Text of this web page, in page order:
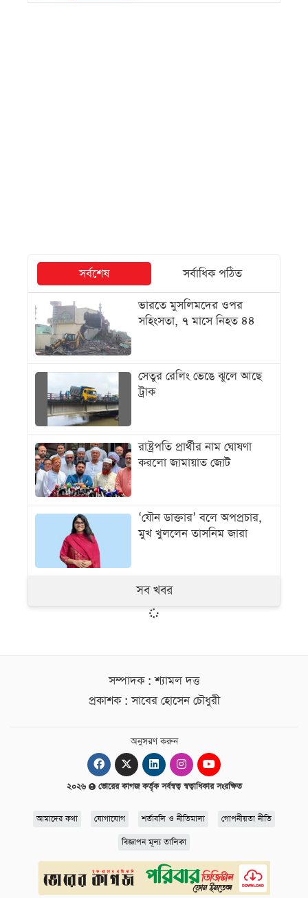
সর্বশেষ
সর্বাধিক পঠিত
ভারতে মুসলিমদের ওপর
সহিংসতা, ৭ মাসে নিহত ৪৪
সেতুর রেলিং ভেঙে ঝুলে আছে
ট্রাক
রাষ্ট্রপতি প্রার্থীর নাম ঘোষণা
করলো জামায়াত জোট
‘যৌন ডাক্তার’ বলে অপপ্রচার,
মুখ খুললেন তাসনিম জারা
সব খবর
সম্পাদক : শ্যামল দত্ত
প্রকাশক : সাবের হোসেন চৌধুরী
অনুসরণ করুন
২০২৬ ভোরের কাগজ কর্তৃক সর্বস্বত্ব স্বত্বাধিকার সংরক্ষিত
আমাদের কথা যোগাযোগ শর্তাবলি ও নীতিমালা গোপনীয়তা নীতি
বিজ্ঞাপন মূল্য তালিকা